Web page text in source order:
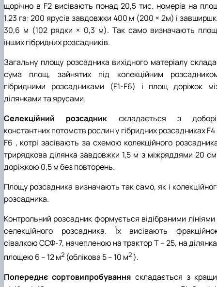
щорічно в F2 висівають понад 20,5 тис. номерів на
1,23 га: 200 ярусів завдовжки 400 м (200 × 2м) і
30,6 м (102 рядки × 0,3 м). Так само визначають
інших гібридних розсадників.
Загальну площу розсадника вихідного матеріалу
сума площ, зайнятих під колекційним
гібридними розсадниками (F1-F6) і площ доріжок
ділянками та ярусами.
Селекційний розсадник складається з
константних потомств рослин у гібридних розсадниках F4
F6 , котрі засівають за схемою колекційного
трирядкова ділянка завдовжки 1,5 м з міжряддями 20 см
доріжкою 0,5 м без повторень.
Площу розсадника визначають так само, як і
розсадника.
Контрольний розсадник формується відібраними лініями
селекційного розсадника. Їх висівають
сівалкою ССФ-7, начепленою на трактор Т – 25, на
площею 6 – 12 м2 (облікова 5 – 10 м2).
Попереднє сортовипробування складається з